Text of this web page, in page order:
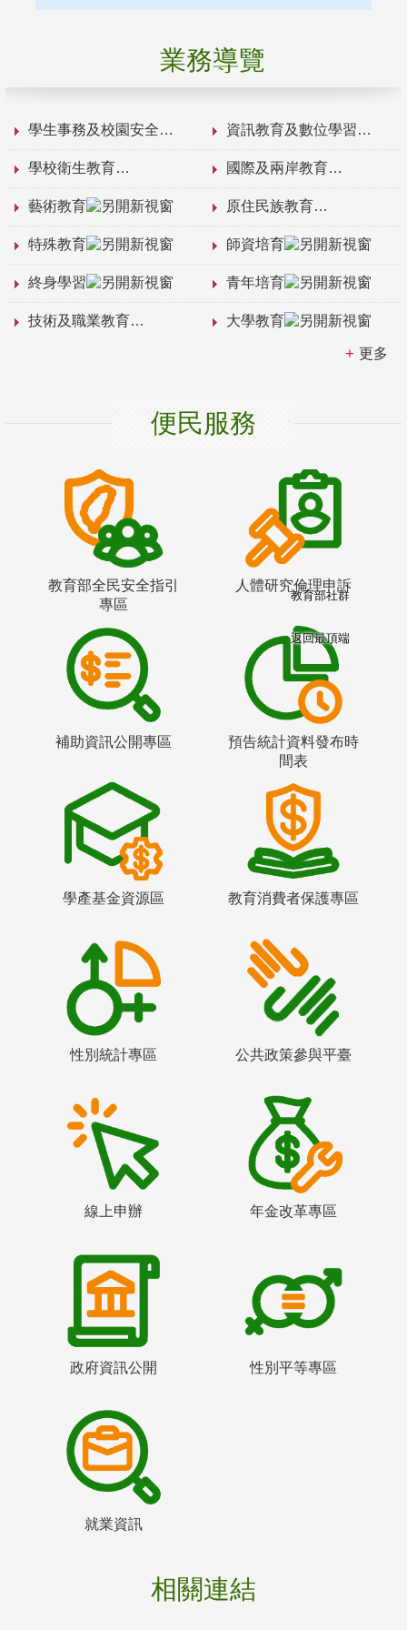
業務導覽
學生事務及校園安全 資訊教育及數位學習
學校衛生教育 國際及兩岸教育
藝術教育 原住民族教育
特殊教育 師資培育
終身學習 青年培育
技術及職業教育 大學教育
更多
便民服務
教育部全民安全指引
專區
人體研究倫理申訴
補助資訊公開專區
預告統計資料發布時
間表
學產基金資源區 教育消費者保護專區
性別統計專區 公共政策參與平臺
線上申辦 年金改革專區
政府資訊公開 性別平等專區
就業資訊
相關連結
教育部社群
返回最頂端